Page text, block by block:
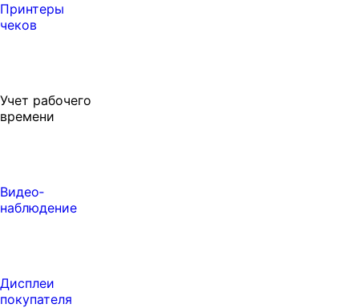
Принтеры
чеков
Учет рабочего
времени
Видео‑
наблюдение
Дисплеи
покупателя